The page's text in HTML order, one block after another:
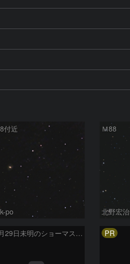
付近
po
Ｍ88
北野宏治
12月29日未明のショーマス彗星と銀河の接近 PR